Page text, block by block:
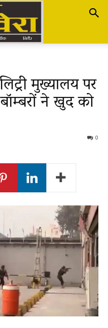
मुख्यालय पर
ने खुद को
0